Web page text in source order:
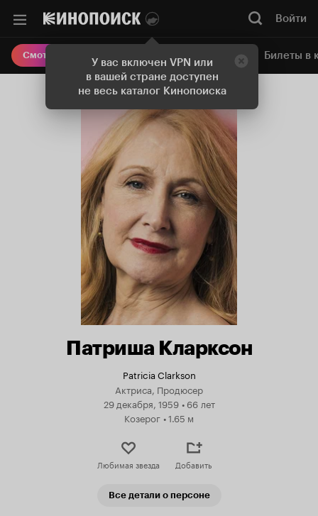
У вас включен VPN или
в вашей стране доступен
не весь каталог Кинопоиска
Войти
Смотреть кино Онлайн-кинотеатр Билеты в
Патриша Кларксон
Patricia Clarkson
Актриса, Продюсер
29 декабря, 1959 • 66 лет
Козерог •1.65 м
Любимая звезда Добавить
Все детали о персоне